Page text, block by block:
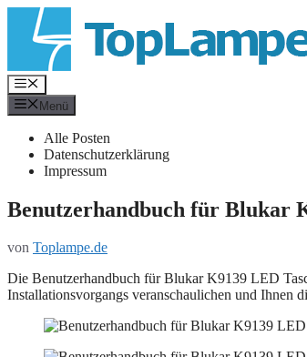
Inhalt
springen
Menü
Menü
Alle Posten
Datenschutzerklärung
Impressum
Benutzerhandbuch für Blukar
von Toplampe.de
Die Benutzerhandbuch für Blukar K9139 LED
Installationsvorgangs veranschaulichen und Ihnen